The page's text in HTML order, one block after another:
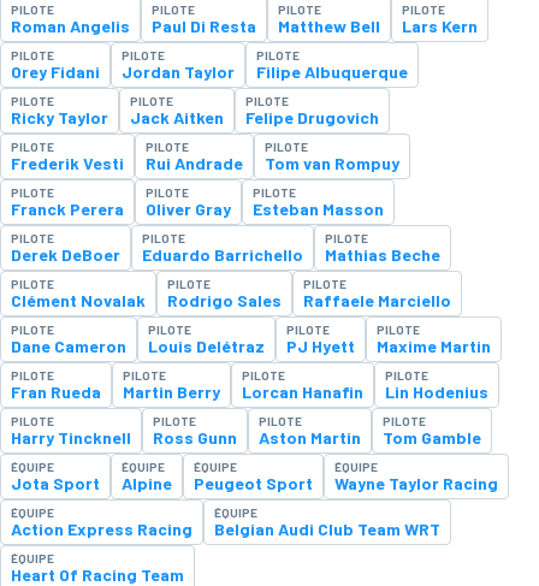
PILOTE
Roman Angelis
PILOTE
Paul Di Resta
PILOTE
Matthew Bell
PILOTE
Lars Kern
PILOTE
Orey Fidani
PILOTE
Jordan Taylor
PILOTE
Filipe Albuquerque
PILOTE
Ricky Taylor
PILOTE
Jack Aitken
PILOTE
Felipe Drugovich
PILOTE
Frederik Vesti
PILOTE
Rui Andrade
PILOTE
Tom van Rompuy
PILOTE
Franck Perera
PILOTE
Oliver Gray
PILOTE
Esteban Masson
PILOTE
Derek DeBoer
PILOTE
Eduardo Barrichello
PILOTE
Mathias Beche
PILOTE
Clément Novalak
PILOTE
Rodrigo Sales
PILOTE
Raffaele Marciello
PILOTE
Dane Cameron
PILOTE
Louis Delétraz
PILOTE
PJ Hyett
PILOTE
Maxime Martin
PILOTE
Fran Rueda
PILOTE
Martin Berry
PILOTE
Lorcan Hanafin
PILOTE
Lin Hodenius
PILOTE
Harry Tincknell
PILOTE
Ross Gunn
PILOTE
Aston Martin
PILOTE
Tom Gamble
ÉQUIPE
Jota Sport
ÉQUIPE
Alpine
ÉQUIPE
Peugeot Sport
ÉQUIPE
Wayne Taylor Racing
ÉQUIPE
Action Express Racing
ÉQUIPE
Belgian Audi Club Team WRT
ÉQUIPE
Heart Of Racing Team